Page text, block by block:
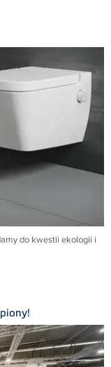
do kwestii ekologii i